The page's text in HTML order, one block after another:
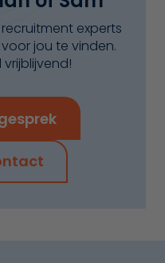
experts
jou te vinden.
vrijblijvend!